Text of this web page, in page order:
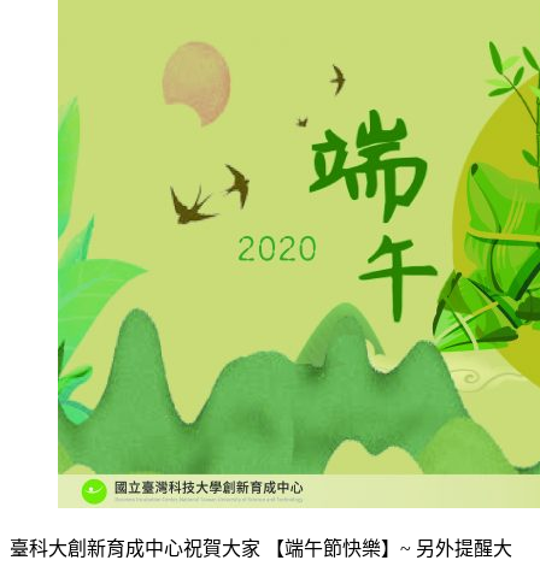
臺科大創新育成中心祝賀大家 【端午節快樂】~ 另外提醒大